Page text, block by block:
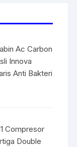
Ac Carbon
Innova
Anti Bakteri
Compresor
Double